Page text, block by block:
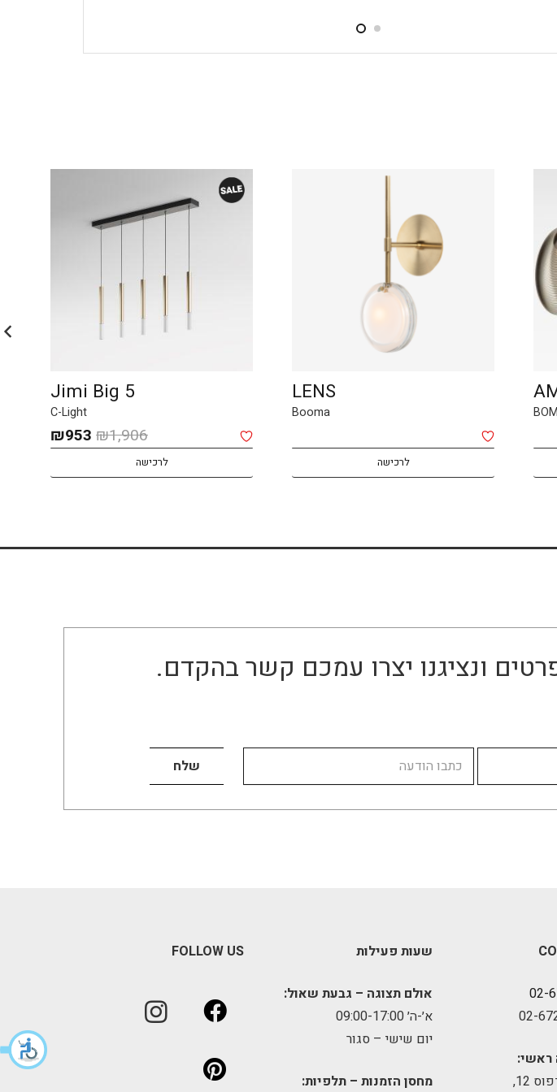
LENS
Booma
לרכישה
Jimi Big 5
C-Light
₪1,906
המחיר
המקורי
היה:
₪953
הנוכחי
הוא:
לרכישה
ונציגנו יצרו עמכם קשר בהקדם.
02-
ראשי:
אולם בית הדפוס 12,
שעות פעילות
אולם תצוגה – גבעת שאול:
א׳-ה׳ 09:00-17:00
יום שישי – סגור
מחסן הזמנות – תלפיות:
FOLLOW US